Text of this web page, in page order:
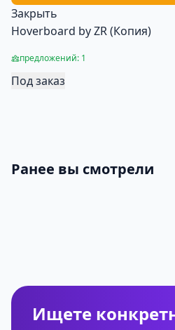
Закрыть
Hoverboard by ZR (Копия)
предложений: 1
Под заказ
Ранее вы смотрели
Ищете